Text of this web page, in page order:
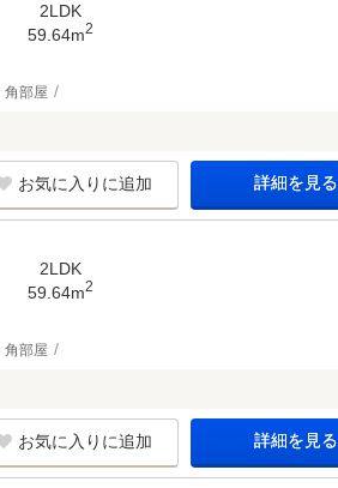
2LDK
59.64m2
角部屋
お気に入りに追加 詳細を見る
2LDK
59.64m2
角部屋
お気に入りに追加 詳細を見る